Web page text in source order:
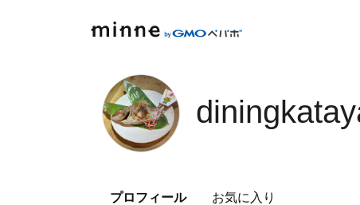
プロフィール お気に入り